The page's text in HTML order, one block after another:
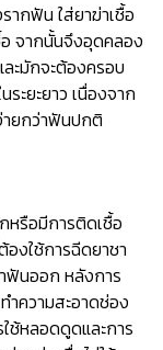
ากฟัน ใส่ยาฆ่าเชื้อ
จากนั้นจึงอุดคลอง
ะมักจะต้องครอบ
ะยะยาว เนื่องจาก
ายกว่าฟันปกติ
รือมีการติดเชื้อ
งใช้การฉีดยาชา
ฟันออก หลังการ
ความสะอาดช่อง
ช้หลอดดูดและการ